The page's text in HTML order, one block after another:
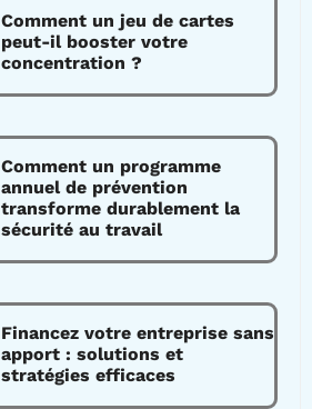
Comment un jeu de cartes
peut-il booster votre
concentration ?
Comment un programme
annuel de prévention
transforme durablement la
sécurité au travail
Financez votre entreprise sans
apport : solutions et
stratégies efficaces